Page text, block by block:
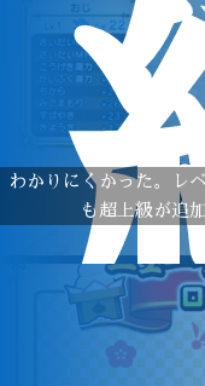
わかりにくかった。レ
も超上級が追